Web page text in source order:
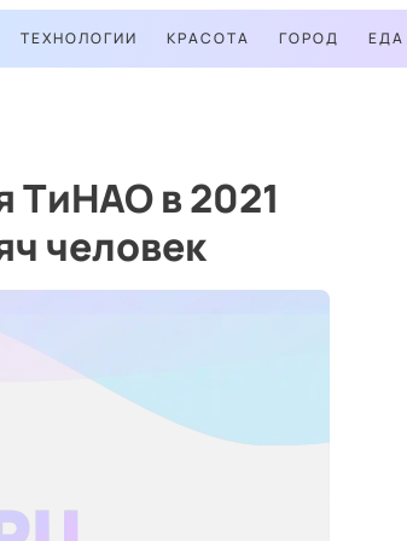
ТЕХНОЛОГИИ КРАСОТА ГОРОД ЕДА
ТиНАО в 2021
человек